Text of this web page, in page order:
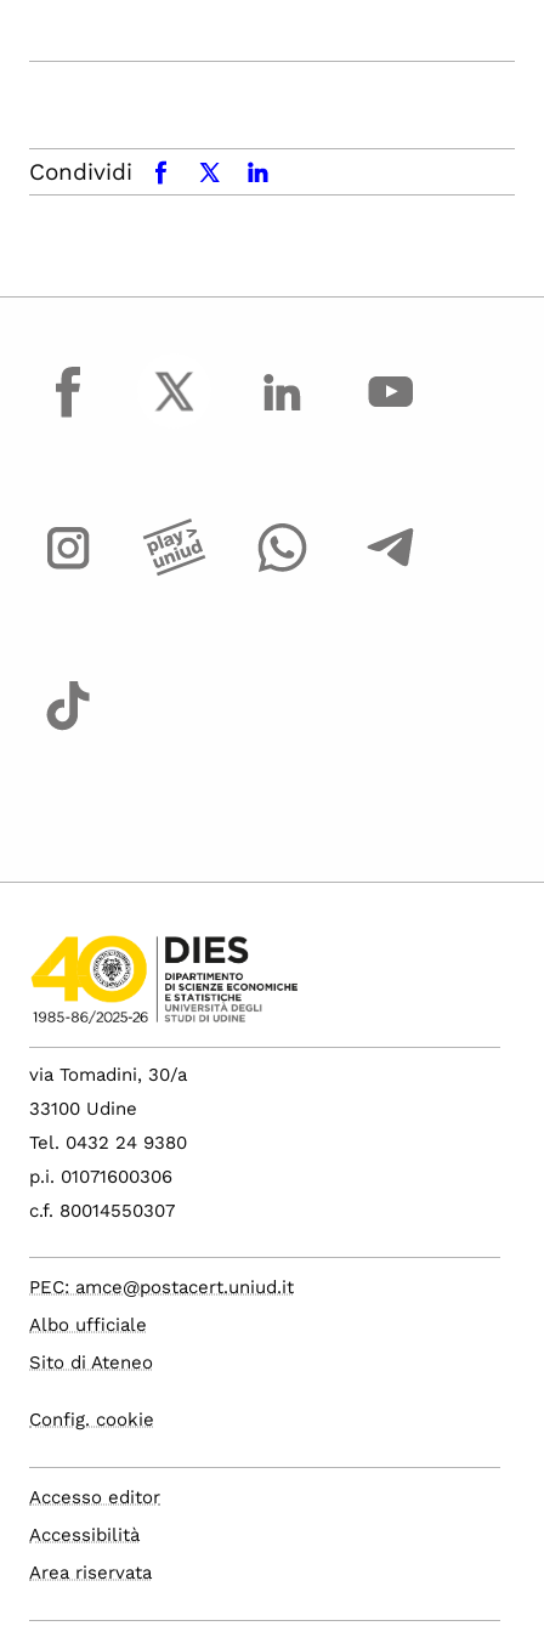
Condividi facebookx.comlinkedin
facebook
via Tomadini, 30/a
33100 Udine
Tel. 0432 24 9380
p.i. 01071600306
c.f. 80014550307
PEC: amce@postacert.uniud.it
Albo ufficiale
Sito di Ateneo
Config. cookie
Accesso editor
Accessibilità
Area riservata